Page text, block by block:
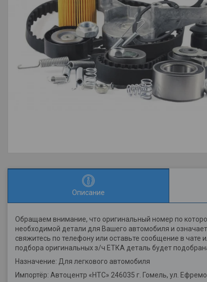
Описание
Обращаем внимание, что оригинальный номер по
необходимой детали для Вашего автомобиля и
свяжитесь по телефону или оставьте сообщение в
подбора оригинальных з/ч ЕТКА деталь будет
Назначение: Для легкового автомобиля
Импортёр: Автоцентр «НТС» 246035 г. Гомель, ул.